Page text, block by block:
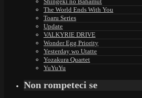
The World Ends With You
Toaru Series
Update
VALKYRIE DRIVE
Wonder Egg Priority
Yesterday wo Utatte
Yozakura Quartet
YuYuYu
Non rompeteci se